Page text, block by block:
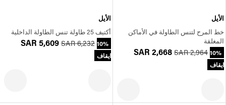
الأيل
خط المرح لتنس الطاولة في الأماكن
المغلقة
SAR 2,668 SAR 2,964 10%
ايقاف
الأيل
أكتيف 25 طاولة تنس الطاولة الداخلية
SAR 5,609 SAR 6,232 10%
ايقاف